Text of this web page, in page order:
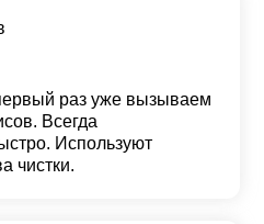
раз уже вызываем
Всегда
Используют
чистки.